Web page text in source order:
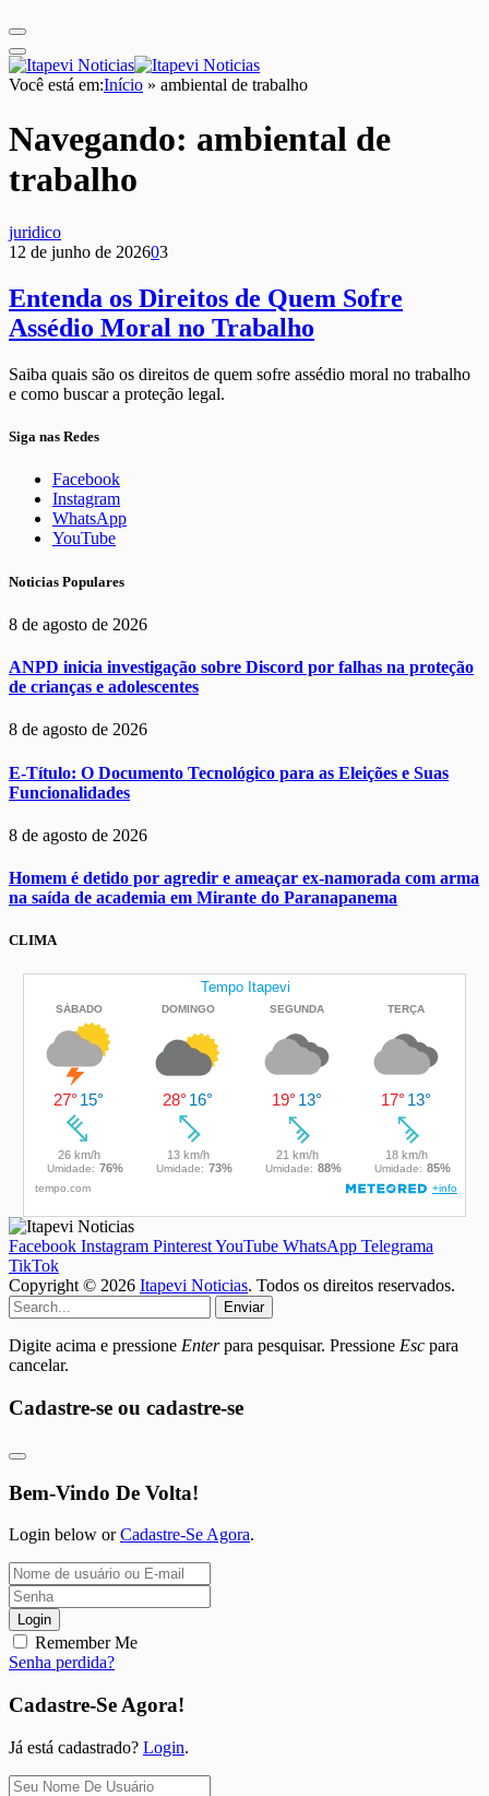
Você está em:Início » ambiental de trabalho
Navegando: ambiental de
trabalho
juridico
12 de junho de 202603
Entenda os Direitos de Quem Sofre
Assédio Moral no Trabalho
Saiba quais são os direitos de quem sofre assédio moral no trabalho
e como buscar a proteção legal.
Siga nas Redes
Facebook
Instagram
WhatsApp
YouTube
Noticias Populares
8 de agosto de 2026
ANPD inicia investigação sobre Discord por falhas na proteção
de crianças e adolescentes
8 de agosto de 2026
E-Título: O Documento Tecnológico para as Eleições e Suas
Funcionalidades
8 de agosto de 2026
Homem é detido por agredir e ameaçar ex-namorada com arma
na saída de academia em Mirante do Paranapanema
CLIMA
Facebook Instagram PinterestYouTube WhatsApp Telegrama
TikTok
Copyright © 2026 Itapevi Noticias. Todos os direitos reservados.
Enviar
Digite acima e pressione Enterpara pesquisar. Pressione Esc para
cancelar.
Cadastre-se ou cadastre-se
Bem-Vindo De Volta!
Login below orCadastre-Se Agora.
Login
Remember Me
Senha perdida?
Cadastre-Se Agora!
Já está cadastrado? Login.